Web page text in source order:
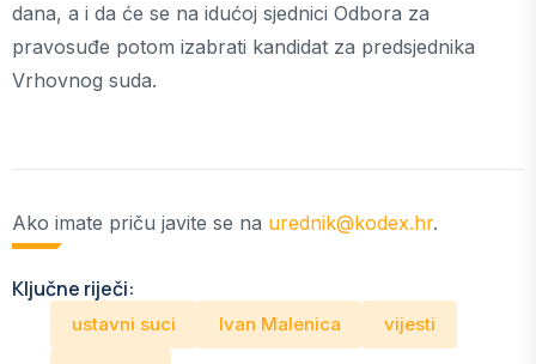
dana, a i da će se na idućoj sjednici Odbora za
pravosuđe potom izabrati kandidat za predsjednika
Vrhovnog suda.
Ako imate priču javite se na urednik@kodex.hr.
Ključne riječi:
ustavni suci Ivan Malenica vijesti